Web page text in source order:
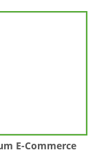
E-Commerce